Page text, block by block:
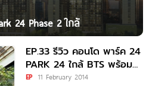
24 Phase 2 ใกล้
EP.33 รีวิว คอนโด พาร์ค 24
PARK 24 ใกล้ BTS พร้อม
พงษ์
EP 11 February 2014